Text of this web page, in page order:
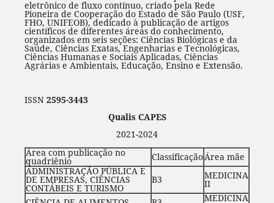
eletrônico de fluxo contínuo, criado pela Rede
Pioneira de Cooperação do Estado de São Paulo (USF,
FHO, UNIFEOB), dedicado à publicação de artigos
científicos de diferentes áreas do conhecimento,
organizados em seis seções: Ciências Biológicas e da
Saúde, Ciências Exatas, Engenharias e Tecnológicas,
Ciências Humanas e Sociais Aplicadas, Ciências
Agrárias e Ambientais, Educação, Ensino e Extensão.
ISSN 2595-3443
Qualis CAPES
2021-2024
Área com publicação no
quadriênio ClassificaçãoÁrea mãe
ADMINISTRAÇÃO PÚBLICA E
DE EMPRESAS, CIÊNCIAS
CONTÁBEIS E TURISMO
B3 MEDICINA
II
MEDICINA